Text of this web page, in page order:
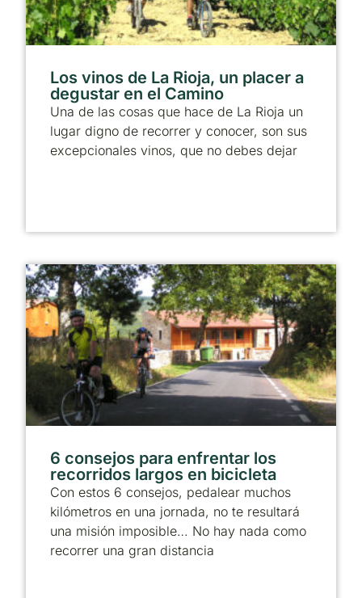
Los vinos de La Rioja, un placer a
degustar en el Camino
Una de las cosas que hace de La Rioja un
lugar digno de recorrer y conocer, son sus
excepcionales vinos, que no debes dejar
6 consejos para enfrentar los
recorridos largos en bicicleta
Con estos 6 consejos, pedalear muchos
kilómetros en una jornada, no te resultará
una misión imposible… No hay nada como
recorrer una gran distancia